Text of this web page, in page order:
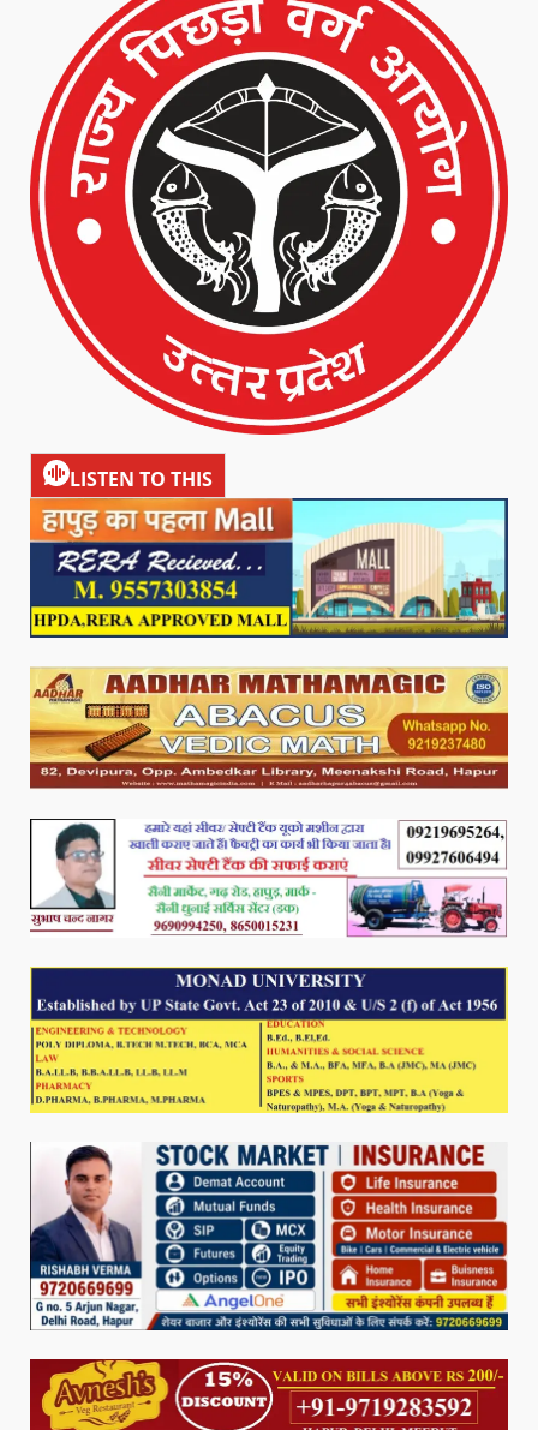
LISTEN TO THIS